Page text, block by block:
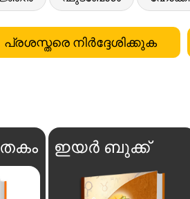
പ്രശസ്തരെ നിർദ്ദേശിക്കുക
ഇയർ ബുക്ക്